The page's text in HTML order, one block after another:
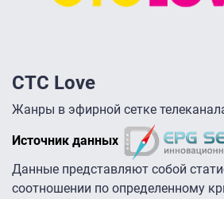
СТС Love
Жанры в эфирной сетке
Источник данных
Данные представляют собой
соотношении по определенному